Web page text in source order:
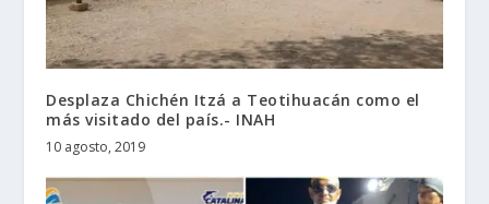
Desplaza Chichén Itzá a Teotihuacán como el
más visitado del país.- INAH
10 agosto, 2019